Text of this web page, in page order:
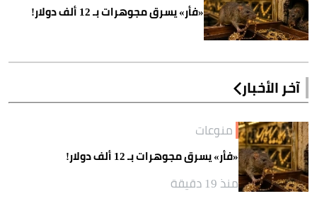
«فأر» يسرق مجوهرات بـ 12 ألف دولار!
آخر الأخبار
منوعات
«فأر» يسرق مجوهرات بـ 12 ألف دولار!
منذ 19 دقيقة